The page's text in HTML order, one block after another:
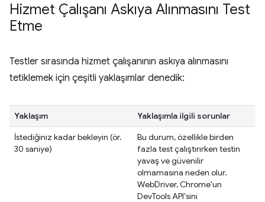
Hizmet Çalışanı Askıya Alınmasını Test
Etme
Testler sırasında hizmet çalışanının askıya alınmasını
tetiklemek için çeşitli yaklaşımlar denedik:
Yaklaşım
Yaklaşımla ilgili sorunlar
İstediğiniz kadar bekleyin (ör.
30 saniye)
Bu durum, özellikle birden
fazla test çalıştırırken testin
yavaş ve güvenilir
olmamasına neden olur.
WebDriver, Chrome'un
DevTools API'sini